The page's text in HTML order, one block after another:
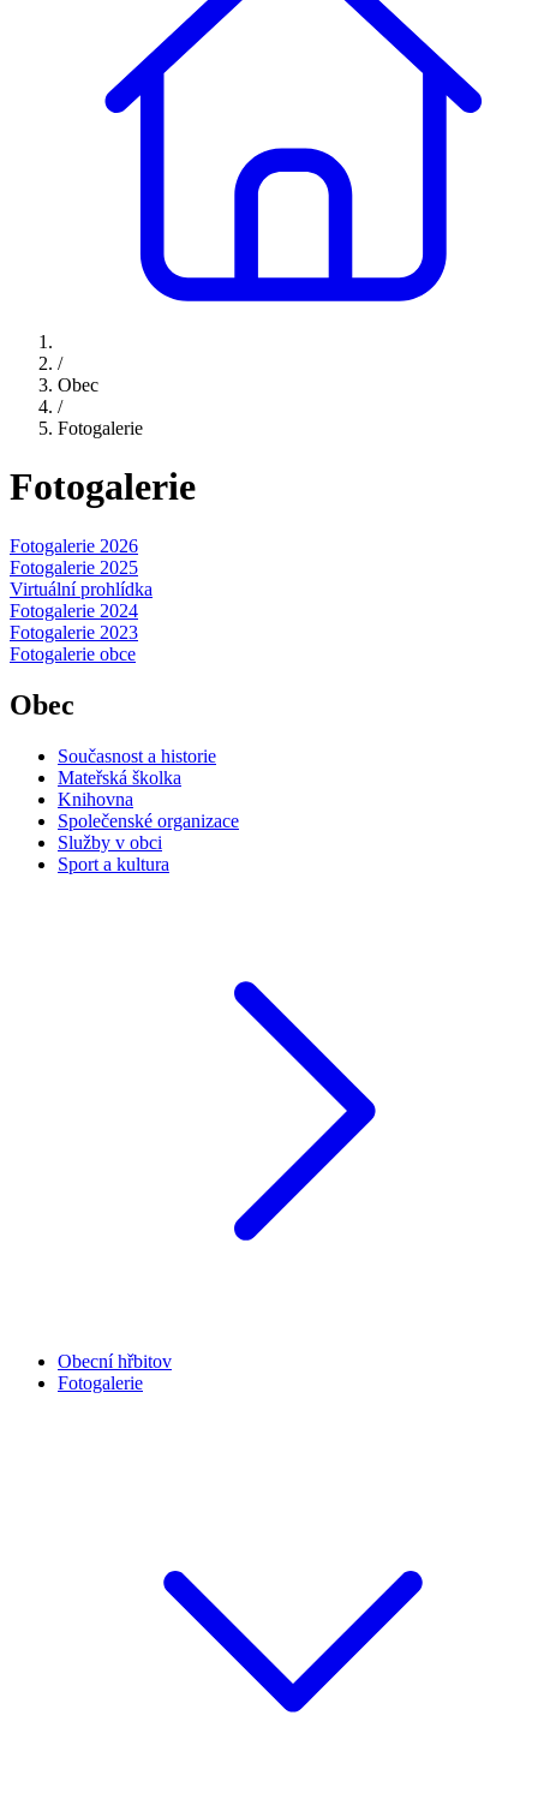
/
Obec
/
Fotogalerie
Fotogalerie
Fotogalerie 2026
Fotogalerie 2025
Virtuální prohlídka
Fotogalerie 2024
Fotogalerie 2023
Fotogalerie obce
Obec
Současnost a historie
Mateřská školka
Knihovna
Společenské organizace
Služby v obci
Sport a kultura
Obecní hřbitov
Fotogalerie